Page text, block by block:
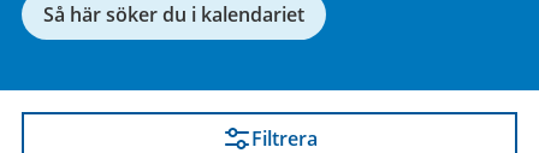
Så här söker du i kalendariet
Filtrera